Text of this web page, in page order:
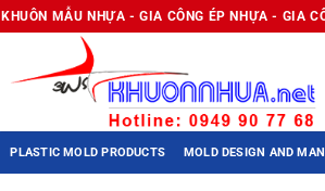
KHUÔN MẪU NHỰA - GIA CÔNG ÉP NHỰA - GIA
PLASTIC MOLD PRODUCTS MOLD DESIGN AND